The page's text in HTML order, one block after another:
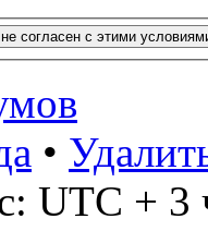
•
UTC + 3